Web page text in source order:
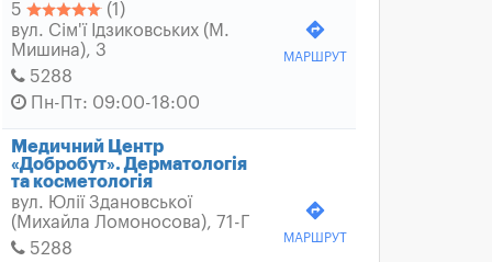
5
(1)
вул. Сім'ї Ідзиковських (М.
Мишина), 3
5288
Пн-Пт: 09:00-18:00
directions
МАРШРУТ
Медичний Центр
«Добробут». Дерматологія
та косметологія
вул. Юлії Здановської
(Михайла Ломоносова), 71-Г
5288
directions
МАРШРУТ